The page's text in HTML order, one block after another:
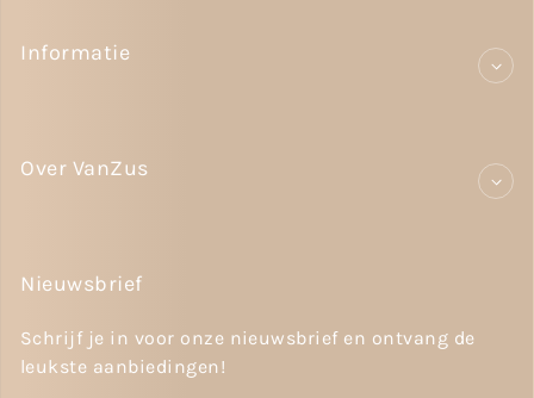
Informatie
Over VanZus
Nieuwsbrief
Schrijf je in voor onze nieuwsbrief en ontvang de
leukste aanbiedingen!